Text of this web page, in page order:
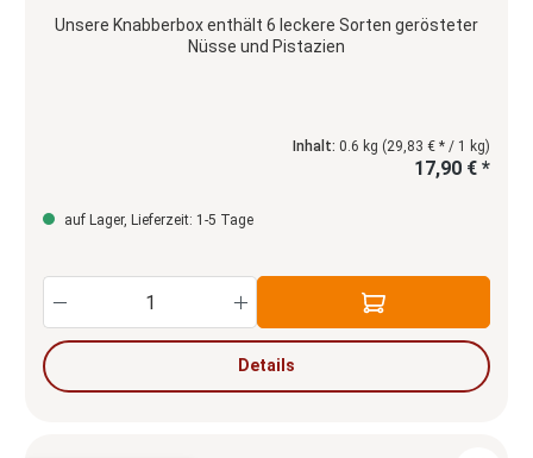
Unsere Knabberbox enthält 6 leckere Sorten gerösteter
Nüsse und Pistazien
Inhalt: 0.6 kg (29,83 € * / 1 kg)
17,90 € *
auf Lager, Lieferzeit: 1-5 Tage
Produkt Anzahl: Gib den gewünschten
Details